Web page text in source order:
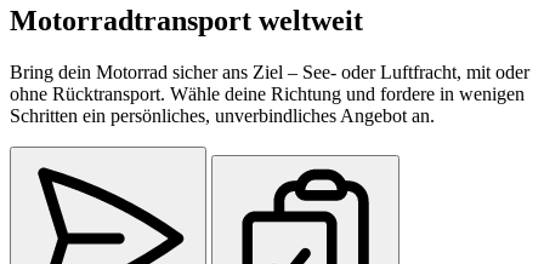
Motorradtransport weltweit
Bring dein Motorrad sicher ans Ziel – See- oder Luftfracht, mit oder
ohne Rücktransport. Wähle deine Richtung und fordere in wenigen
Schritten ein persönliches, unverbindliches Angebot an.